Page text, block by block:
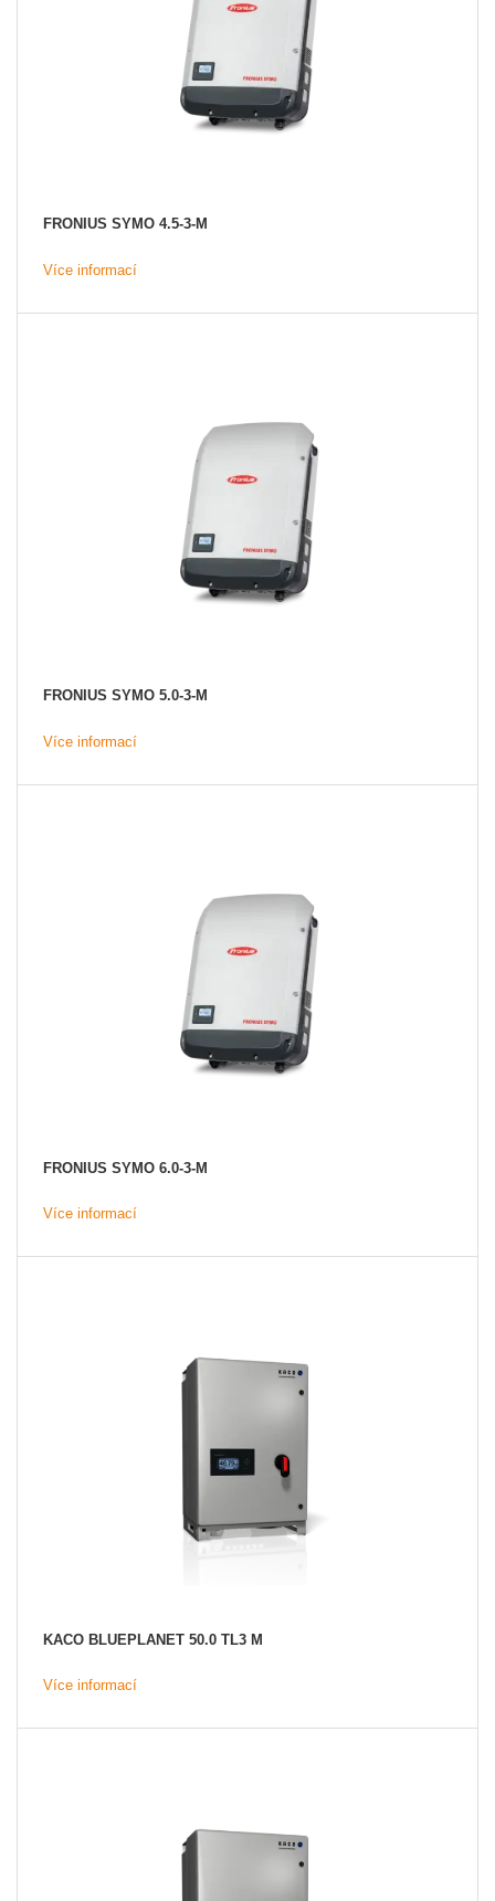
FRONIUS SYMO 4.5-3-M
Více informací
FRONIUS SYMO 5.0-3-M
Více informací
FRONIUS SYMO 6.0-3-M
Více informací
KACO BLUEPLANET 50.0 TL3 M
Více informací